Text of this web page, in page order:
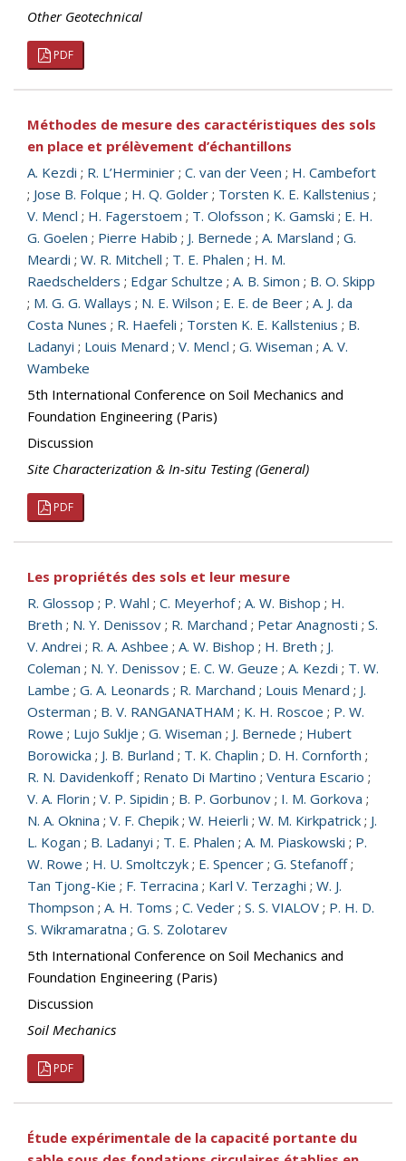
Other Geotechnical
PDF
Méthodes de mesure des caractéristiques des sols
en place et prélèvement d’échantillons
A. Kezdi ; R. L’Herminier ; C. van der Veen ; H. Cambefort
; Jose B. Folque ; H. Q. Golder ; Torsten K. E. Kallstenius ;
V. Mencl ; H. Fagerstoem ; T. Olofsson ; K. Gamski ; E. H.
G. Goelen ; Pierre Habib ; J. Bernede ; A. Marsland ; G.
Meardi ; W. R. Mitchell ; T. E. Phalen ; H. M.
Raedschelders ; Edgar Schultze ; A. B. Simon ; B. O. Skipp
; M. G. G. Wallays ; N. E. Wilson ; E. E. de Beer ; A. J. da
Costa Nunes ; R. Haefeli ; Torsten K. E. Kallstenius ; B.
Ladanyi ; Louis Menard ; V. Mencl ; G. Wiseman ; A. V.
Wambeke
5th International Conference on Soil Mechanics and
Foundation Engineering (Paris)
Discussion
Site Characterization & In-situ Testing (General)
PDF
Les propriétés des sols et leur mesure
R. Glossop ; P. Wahl ; C. Meyerhof; A. W. Bishop ; H.
Breth ; N. Y. Denissov ; R. Marchand ; Petar Anagnosti ; S.
V. Andrei ; R. A. Ashbee ; A. W. Bishop ; H. Breth ; J.
Coleman ; N. Y. Denissov ; E. C. W. Geuze ; A. Kezdi ; T. W.
Lambe ; G. A. Leonards ; R. Marchand ; Louis Menard ; J.
Osterman ; B. V. RANGANATHAM ; K. H. Roscoe ; P. W.
Rowe ; Lujo Suklje ; G. Wiseman ; J. Bernede ; Hubert
Borowicka ; J. B. Burland ; T. K. Chaplin ; D. H. Cornforth ;
R. N. Davidenkoff; Renato Di Martino ; Ventura Escario ;
V. A. Florin ; V. P. Sipidin ; B. P. Gorbunov ; I. M. Gorkova ;
N. A. Oknina ; V. F. Chepik ; W. Heierli ; W. M. Kirkpatrick ; J.
L. Kogan ; B. Ladanyi ; T. E. Phalen ; A. M. Piaskowski ; P.
W. Rowe ; H. U. Smoltczyk ; E. Spencer ; G. Stefanoff;
Tan Tjong-Kie ; F. Terracina ; Karl V. Terzaghi ; W. J.
Thompson ; A. H. Toms ; C. Veder ; S. S. VIALOV ; P. H. D.
S. Wikramaratna ; G. S. Zolotarev
5th International Conference on Soil Mechanics and
Foundation Engineering (Paris)
Discussion
Soil Mechanics
PDF
Étude expérimentale de la capacité portante du